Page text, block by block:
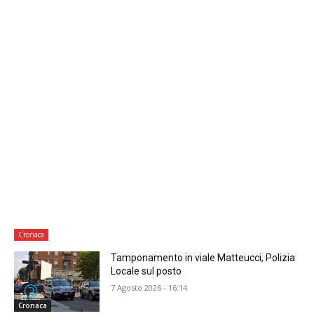
Cronaca
Cronaca
Tamponamento in viale Matteucci, Polizia
Locale sul posto
7 Agosto 2026 - 16:14